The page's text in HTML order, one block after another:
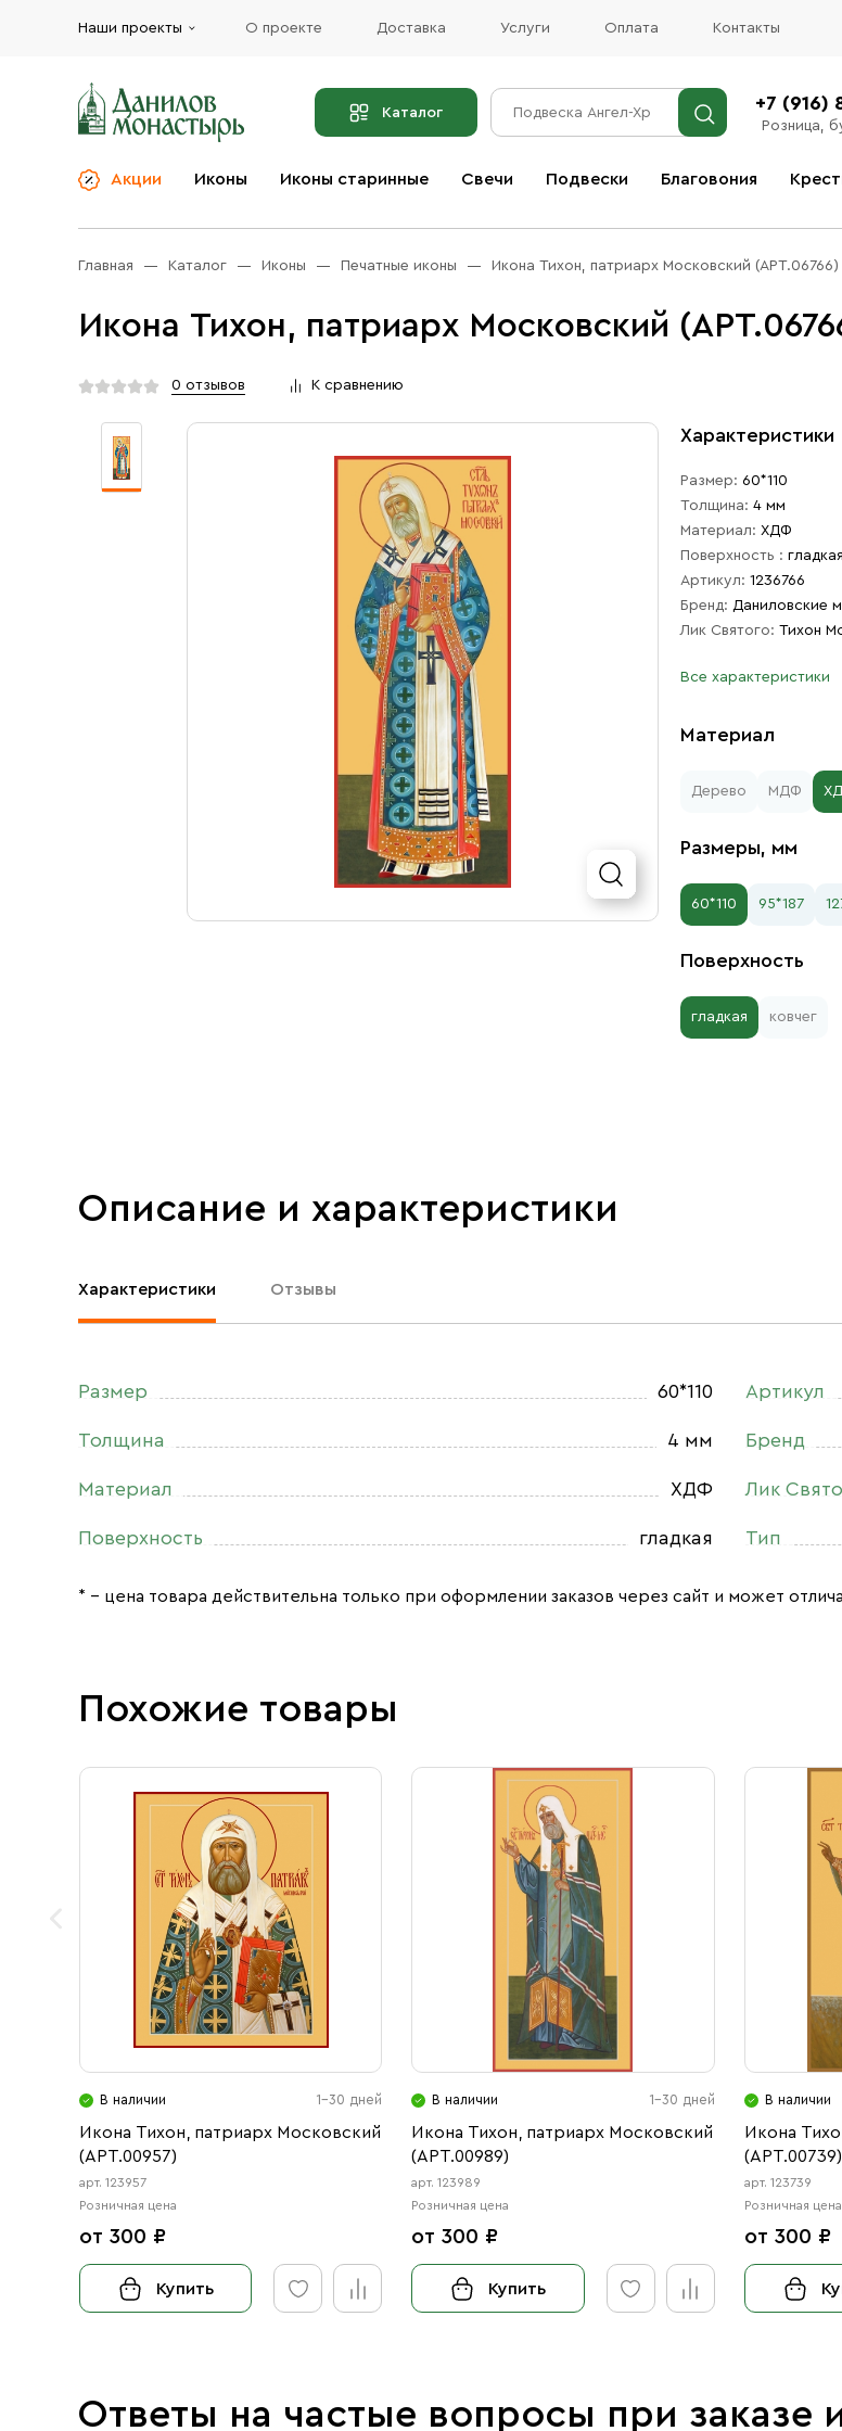
Наши проекты О проекте Доставка Услуги Оплата Контакты
Каталог +7 (916)
Розница,
Акции Иконы Иконы старинные Свечи Подвески Благовония
Церковная утварь
Иконы
Бренды
Услуги
Главная Каталог Иконы Печатные иконы Икона Тихон, патриарх Московский (АРТ.06766)
Икона Тихон, патриарх Московский
0 отзывов К сравнению
Характеристики
Размер: 60*110
Толщина: 4 мм
Материал: ХДФ
Поверхность : гладкая
Артикул: 1236766
Бренд: Даниловские
Лик Святого: Тихон
Все характеристики
Материал
Дерево МДФ
Размеры, мм
60*110 95*187
Поверхность
гладкая ковчег
Описание и характеристики
Характеристики Отзывы
Размер 60*110
Толщина 4 мм
Материал ХДФ
Поверхность гладкая
Артикул
Бренд
Лик
Тип
* – цена товара действительна только при оформлении заказов через сайт и может
Похожие товары
В наличии 1-30 дней
Икона Тихон, патриарх Московский
(АРТ.00957)
арт. 123957
Розничная цена
от 300 ₽
Купить
В наличии 1-30 дней
Икона Тихон, патриарх Московский
(АРТ.00989)
арт. 123989
Розничная цена
от 300 ₽
Купить
В наличии
Икона
(АРТ.00739)
арт. 123739
Розничная цена
от 300 ₽
Ответы на частые вопросы при заказе